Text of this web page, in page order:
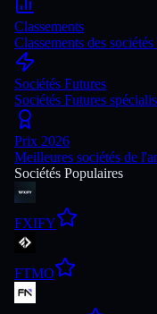
Classements
Classements des
Sociétés Futures
Sociétés Futures
Prix 2026
Meilleures sociétés de
Sociétés Populaires
FXIFY
FTMO